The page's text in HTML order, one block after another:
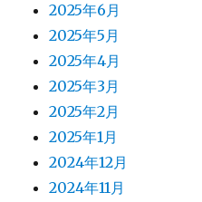
2025年6月
2025年5月
2025年4月
2025年3月
2025年2月
2025年1月
2024年12月
2024年11月